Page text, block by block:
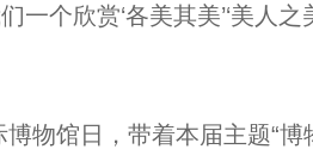
个欣赏‘各美其美’‘美人之
馆日，带着本届主题“博